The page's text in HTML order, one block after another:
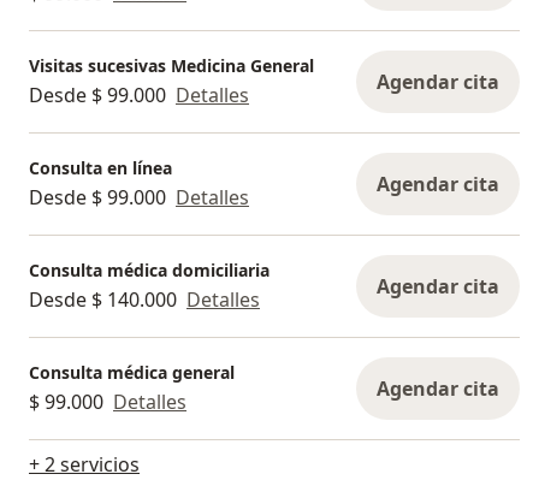
Visitas sucesivas Medicina General
Desde $ 99.000 Detalles Agendar cita
Consulta en línea
Desde $ 99.000 Detalles Agendar cita
Consulta médica domiciliaria
Desde $ 140.000 Detalles Agendar cita
Consulta médica general
$ 99.000 Detalles Agendar cita
+ 2 servicios